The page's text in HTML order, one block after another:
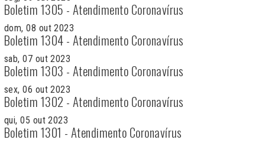
Boletim 1305 - Atendimento Coronavírus
dom, 08 out 2023
Boletim 1304 - Atendimento Coronavírus
sab, 07 out 2023
Boletim 1303 - Atendimento Coronavírus
sex, 06 out 2023
Boletim 1302 - Atendimento Coronavírus
qui, 05 out 2023
Boletim 1301 - Atendimento Coronavírus